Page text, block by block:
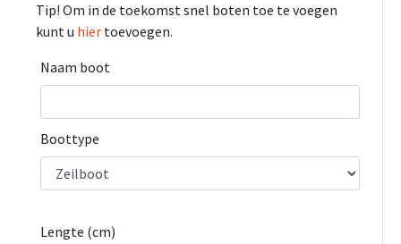
Tip! Om in de toekomst snel boten toe te voegen
kunt u hier toevoegen.
Naam boot
Boottype
Lengte (cm)